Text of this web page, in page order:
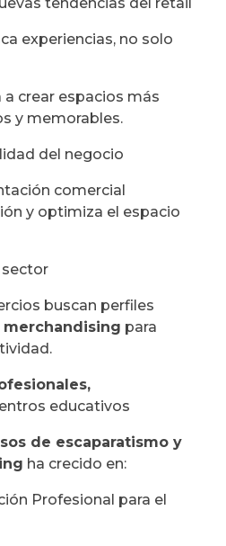
experiencias, no solo
crear espacios más
y memorables.
del negocio
comercial
y optimiza el espacio
sector
buscan perfiles
merchandising para
educativos
de escaparatismo y
ha crecido en:
Profesional para el